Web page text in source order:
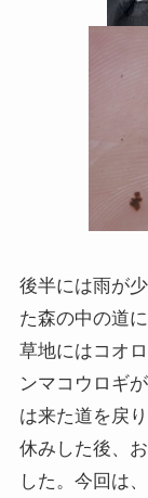
後半には雨が
た森の中の道
草地にはコオ
ンマコウロギ
は来た道を戻
休みした後、
した。今回は